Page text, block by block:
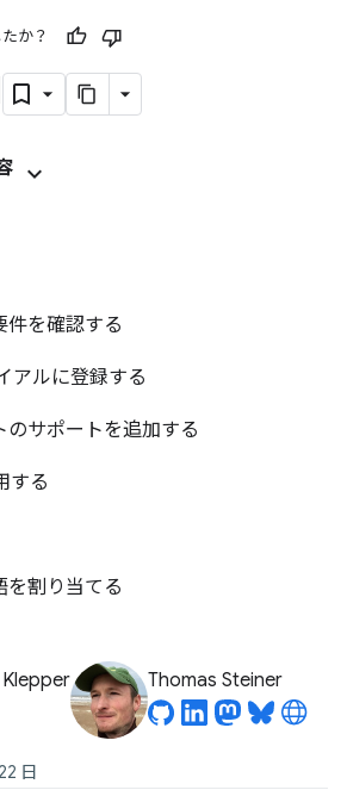
か？
件を確認する
アルに登録する
のサポートを追加する
する
を割り当てる
Thomas Steiner
日